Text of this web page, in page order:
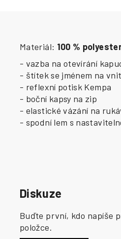
Materiál: 100 %
- vazba na otevírání
- štítek se jménem na
- reflexní potisk Kempa
- boční kapsy na zip
- elastické vázání na
- spodní lem s
Diskuze
Buďte první, kdo napíše
položce.